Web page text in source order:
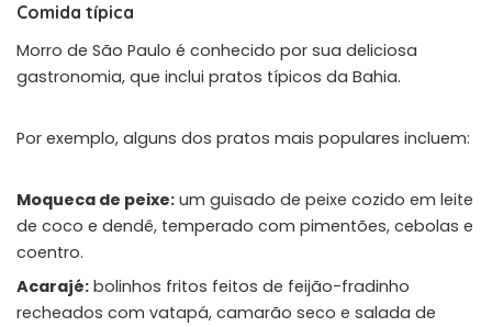
Comida típica
Morro de São Paulo é conhecido por sua deliciosa
gastronomia, que inclui pratos típicos da Bahia.
Por exemplo, alguns dos pratos mais populares incluem:
Moqueca de peixe: um guisado de peixe cozido em leite
de coco e dendê, temperado com pimentões, cebolas e
coentro.
Acarajé: bolinhos fritos feitos de feijão-fradinho
recheados com vatapá, camarão seco e salada de